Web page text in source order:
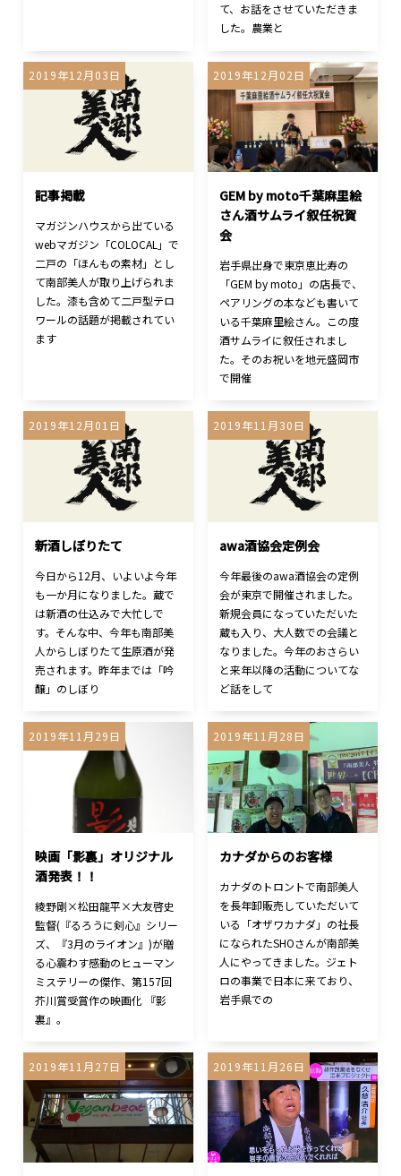
て、お話をさせていただきま
した。農業と
2019年12月03日
記事掲載
マガジンハウスから出ている
webマガジン「COLOCAL」で
二戸の「ほんもの素材」とし
て南部美人が取り上げられま
した。漆も含めて二戸型テロ
ワールの話題が掲載されてい
ます
2019年12月02日
GEM by moto千葉麻里絵
さん酒サムライ叙任祝賀
会
岩手県出身で東京恵比寿の
「GEM by moto」の店長で、
ペアリングの本なども書いて
いる千葉麻里絵さん。この度
酒サムライに叙任されまし
た。そのお祝いを地元盛岡市
で開催
2019年12月01日
新酒しぼりたて
今日から12月、いよいよ今年
も一か月になりました。蔵で
は新酒の仕込みで大忙しで
す。そんな中、今年も南部美
人からしぼりたて生原酒が発
売されます。昨年までは「吟
醸」のしぼり
2019年11月30日
awa酒協会定例会
今年最後のawa酒協会の定例
会が東京で開催されました。
新規会員になっていただいた
蔵も入り、大人数での会議と
なりました。今年のおさらい
と来年以降の活動についてな
ど話をして
2019年11月29日
映画「影裏」オリジナル
酒発表！！
綾野剛×松田龍平×大友啓史
監督(『るろうに剣心』シリー
ズ、『3月のライオン』)が贈
る心震わす感動のヒューマン
ミステリーの傑作、第157回
芥川賞受賞作の映画化 『影
裏』。
2019年11月28日
カナダからのお客様
カナダのトロントで南部美人
を長年卸販売していただいて
いる「オザワカナダ」の社長
になられたSHOさんが南部美
人にやってきました。ジェト
ロの事業で日本に来ており、
岩手県での
2019年11月27日 2019年11月26日